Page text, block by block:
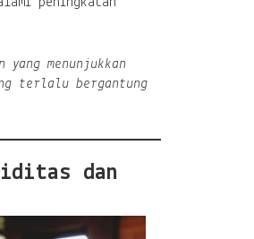
menunjukkan
terlalu bergantung
dan